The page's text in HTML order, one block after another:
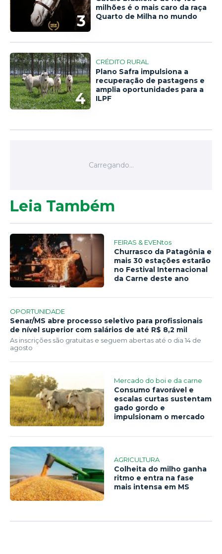
3
milhões é o mais caro da raça
Quarto de Milha no mundo
4
CRÉDITO RURAL
Plano Safra impulsiona a
recuperação de pastagens e
amplia oportunidades para a
ILPF
Leia Também
FEIRAS & EVENtos
Churrasco da Patagônia e
mais 30 estações estarão
no Festival Internacional
da Carne deste ano
OPORTUNIDADE
Senar/MS abre processo seletivo para profissionais
de nível superior com salários de até R$ 8,2 mil
As inscrições são gratuitas e seguem abertas até o dia 14 de
agosto
Mercado do boi e da carne
Consumo favorável e
escalas curtas sustentam
gado gordo e
impulsionam o mercado
AGRICULTURA
Colheita do milho ganha
ritmo e entra na fase
mais intensa em MS